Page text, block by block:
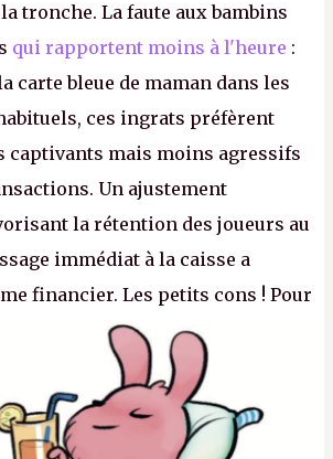
tronche. La faute aux bambins
qui rapportent moins à l'heure :
carte bleue de maman dans les
ces ingrats préfèrent
captivants mais moins agressifs
Un ajustement
la rétention des joueurs au
immédiat à la caisse a
financier. Les petits cons ! Pour
David Baszucki peut compter
jeu en Russie et l'explosion des
%). L'avenir appartient donc
sont jamais que des enfants